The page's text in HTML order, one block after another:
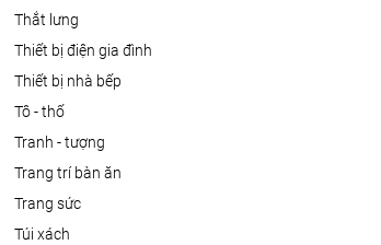
thắt lưng
thiết bị điện gia đình
thiết bị nhà bếp
tô - thố
tranh - tượng
trang trí bàn ăn
trang sức
túi xách